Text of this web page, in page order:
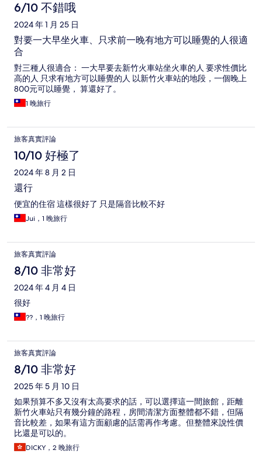
6/10 不錯哦
2024 年 1 月 25 日
對要一大早坐火車、只求前一晚有地方可以睡覺的人很適
合
對三種人很適合： 一大早要去新竹火車站坐火車的人 要求性價比
高的人 只求有地方可以睡覺的人 以新竹火車站的地段，一個晚上
800元可以睡覺， 算還好了。
1 晚旅行
旅客真實評論
10/10 好極了
2024 年 8 月 2 日
還行
便宜的住宿 這樣很好了 只是隔音比較不好
Jui，1 晚旅行
旅客真實評論
8/10 非常好
2024 年 4 月 4 日
很好
??，1 晚旅行
旅客真實評論
8/10 非常好
2025 年 5 月 10 日
如果預算不多又沒有太高要求的話，可以選擇這一間旅館，距離
新竹火車站只有幾分鐘的路程，房間清潔方面整體都不錯，但隔
音比較差，如果有這方面顧慮的話需再作考慮。但整體來說性價
比還是可以的。
DICKY，2 晚旅行